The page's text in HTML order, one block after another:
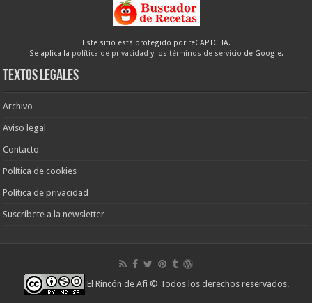
Este sitio está protegido por reCAPTCHA.
Se aplica la política de privacidad y los términos de servicio de Google.
Textos legales
Archivo
Aviso legal
Contacto
Política de cookies
Política de privacidad
Suscríbete a la newsletter
El Rincón de Afi © Todos los derechos reservados.